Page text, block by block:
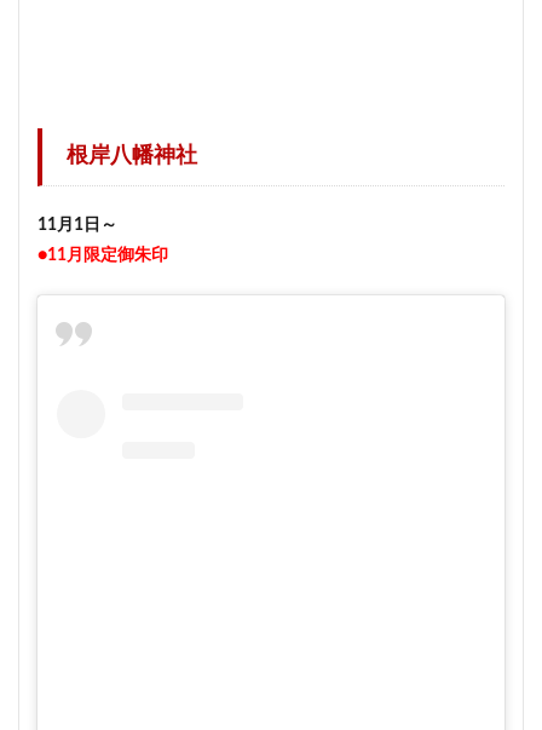
根岸八幡神社
11月1日～
●11月限定御朱印